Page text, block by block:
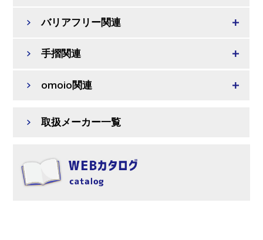
バリアフリー関連
手摺関連
omoio関連
取扱メーカー一覧